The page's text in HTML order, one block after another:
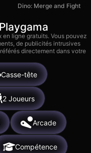
Dino: Merge and Fight
en ligne gratuits. Vous pouvez
de publicités intrusives
directement dans votre
Casse-tête
2 Joueurs
Arcade
Compétence